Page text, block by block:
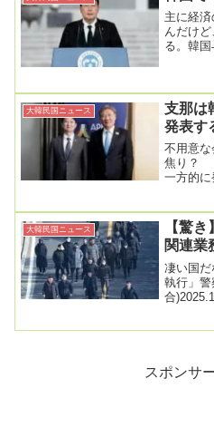
主に経
んだけ
る。韓
大韓民国ニュース
支那は
発表す
不用意
焦り？
一方的
大韓民国ニュース
【驚
関連業
凄い国
執行」
合
スポンサ